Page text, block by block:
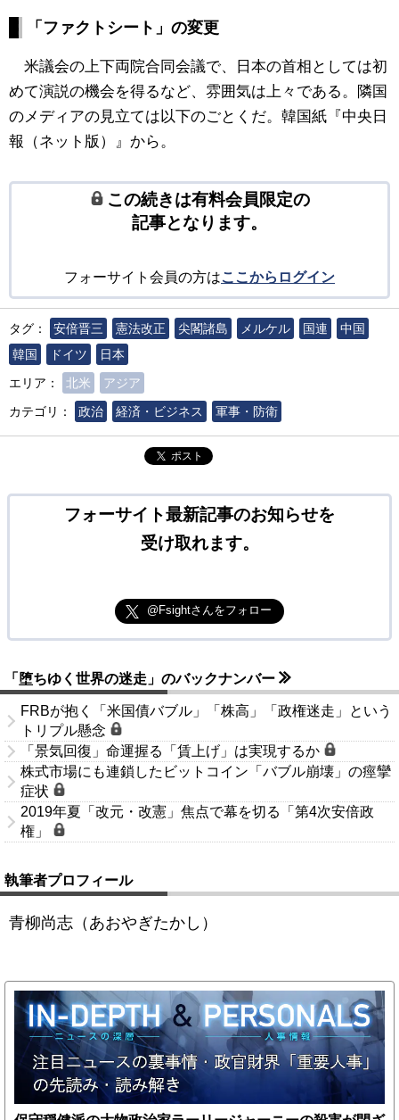
「ファクトシート」の変更
米議会の上下両院合同会議で、日本の首相としては初
めて演説の機会を得るなど、雰囲気は上々である。隣国
のメディアの見立ては以下のごとくだ。韓国紙『中央日
報（ネット版）』から。
この続きは有料会員限定の
記事となります。
フォーサイト会員の方はここからログイン
タグ： 安倍晋三 憲法改正 尖閣諸島 メルケル 国連
中国
韓国
ドイツ
日本
エリア：
北米
アジア
カテゴリ：
政治 経済・ビジネス 軍事・防衛
ポスト
フォーサイト最新記事のお知らせを
受け取れます。
@Fsightさんをフォロー
「堕ちゆく世界の迷走」のバックナンバー
FRBが抱く「米国債バブル」「株高」「政権迷走」という
トリプル懸念
「景気回復」命運握る「賃上げ」は実現するか
株式市場にも連鎖したビットコイン「バブル崩壊」の痙攣
症状
2019年夏「改元・改憲」焦点で幕を切る「第4次安倍政
権」
執筆者プロフィール
青柳尚志（あおやぎたかし）